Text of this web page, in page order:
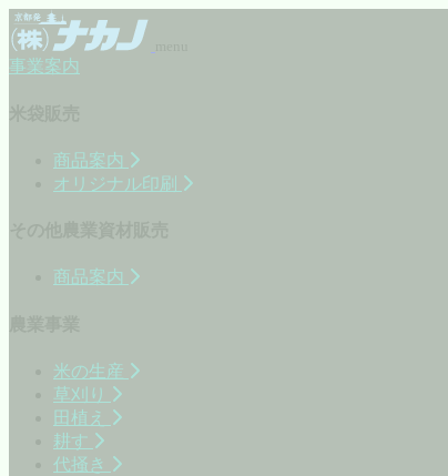
事業案内
商品案内
オリジナル印刷
商品案内
米の生産
草刈り
田植え
耕す
代掻き